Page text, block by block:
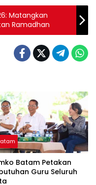
Matangkan
Ramadhan
Batam Petakan
Guru Seluruh